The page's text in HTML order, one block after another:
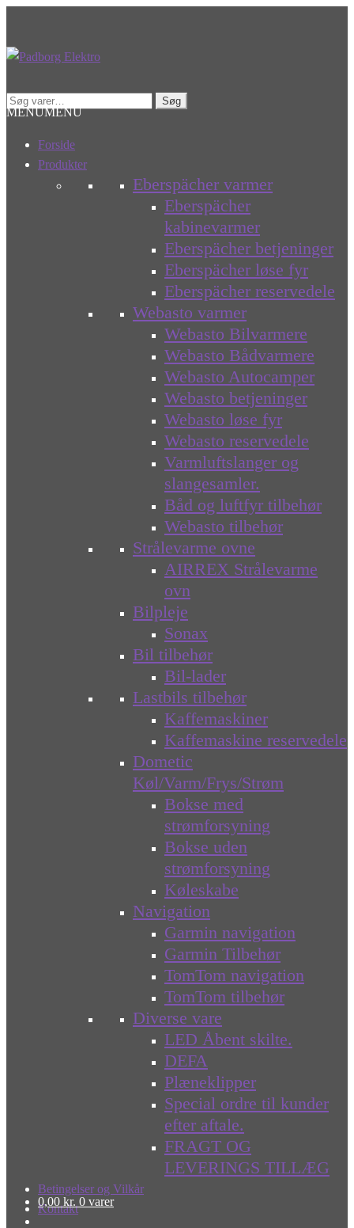
Spring
Spring
Søg
efter:
Søg
MENUMENU
Forside
Produkter
Eberspächer varmer
Eberspächer
kabinevarmer
Eberspächer betjeninger
Eberspächer løse fyr
Eberspächer reservedele
Webasto varmer
Webasto Bilvarmere
Webasto Bådvarmere
Webasto Autocamper
Webasto betjeninger
Webasto løse fyr
Webasto reservedele
Varmluftslanger og
slangesamler.
Båd og luftfyr tilbehør
Webasto tilbehør
Strålevarme ovne
AIRREX Strålevarme
ovn
Bilpleje
Sonax
Bil tilbehør
Bil-lader
Lastbils tilbehør
Kaffemaskiner
Kaffemaskine reservedele
Dometic
Køl/Varm/Frys/Strøm
Bokse med
strømforsyning
Bokse uden
strømforsyning
Køleskabe
Navigation
Garmin navigation
Garmin Tilbehør
TomTom navigation
TomTom tilbehør
Diverse vare
LED Åbent skilte.
DEFA
Plæneklipper
Special ordre til kunder
efter aftale.
FRAGT OG
LEVERINGS TILLÆG
Betingelser og Vilkår
Kontakt
0,00 kr. 0 varer